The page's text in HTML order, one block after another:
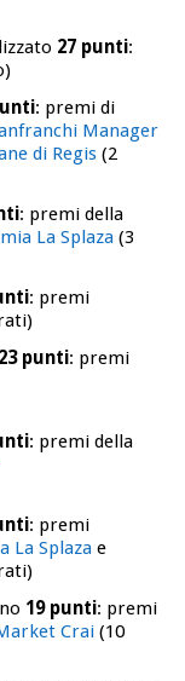
27 punti:
: premi di
Manager
di Regis (2
: premi della
La Splaza (3
: premi
punti: premi
: premi della
: premi
La Splaza e
19 punti: premi
Crai (10